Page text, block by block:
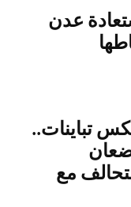
عدن
تباينات..
مع